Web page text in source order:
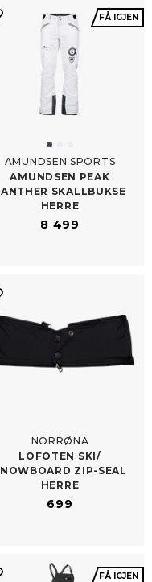
FÅ IGJEN
AMUNDSEN SPORTS
AMUNDSEN PEAK
SKALLBUKSE
HERRE
8 499
NORRØNA
LOFOTEN SKI/​
ZIP-​SEAL
HERRE
699
FÅ IGJEN